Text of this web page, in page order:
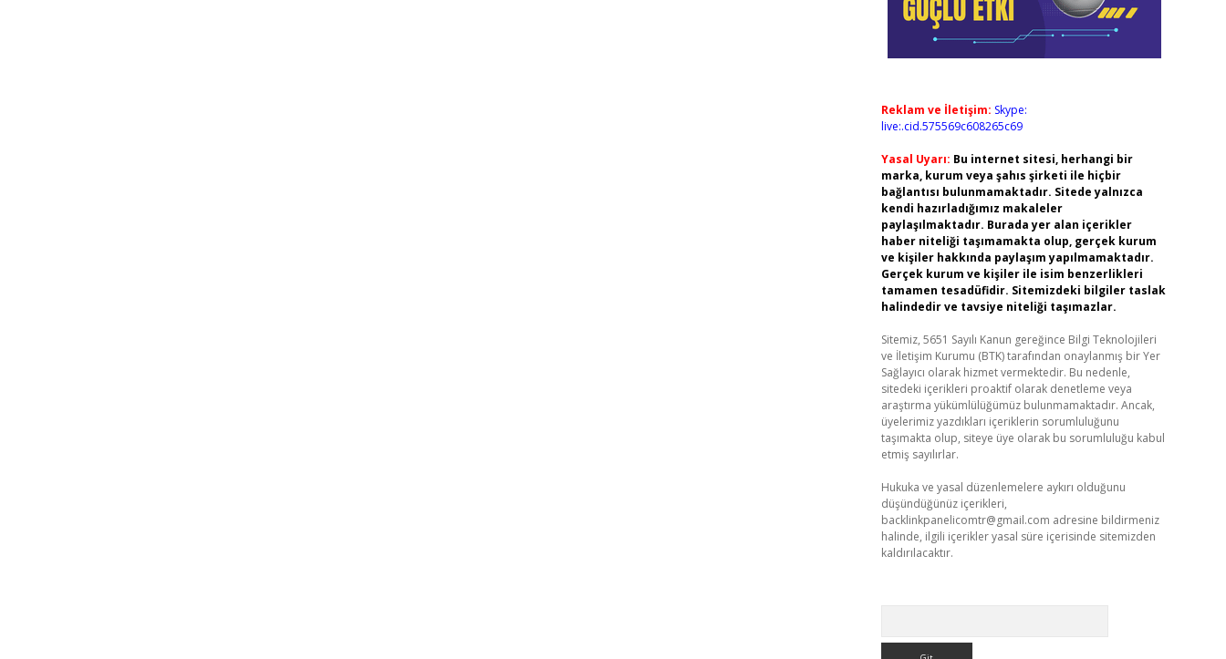
Reklam ve İletişim: Skype:
live:.cid.575569c608265c69
Yasal Uyarı: Bu internet sitesi, herhangi bir
marka, kurum veya şahıs şirketi ile hiçbir
bağlantısı bulunmamaktadır. Sitede yalnızca
kendi hazırladığımız makaleler
paylaşılmaktadır. Burada yer alan içerikler
haber niteliği taşımamakta olup, gerçek kurum
ve kişiler hakkında paylaşım yapılmamaktadır.
Gerçek kurum ve kişiler ile isim benzerlikleri
tamamen tesadüfidir. Sitemizdeki bilgiler taslak
halindedir ve tavsiye niteliği taşımazlar.
Sitemiz, 5651 Sayılı Kanun gereğince Bilgi Teknolojileri
ve İletişim Kurumu (BTK) tarafından onaylanmış bir Yer
Sağlayıcı olarak hizmet vermektedir. Bu nedenle,
sitedeki içerikleri proaktif olarak denetleme veya
araştırma yükümlülüğümüz bulunmamaktadır. Ancak,
üyelerimiz yazdıkları içeriklerin sorumluluğunu
taşımakta olup, siteye üye olarak bu sorumluluğu kabul
etmiş sayılırlar.
Hukuka ve yasal düzenlemelere aykırı olduğunu
düşündüğünüz içerikleri,
backlinkpanelicomtr@gmail.com adresine bildirmeniz
halinde, ilgili içerikler yasal süre içerisinde sitemizden
kaldırılacaktır.